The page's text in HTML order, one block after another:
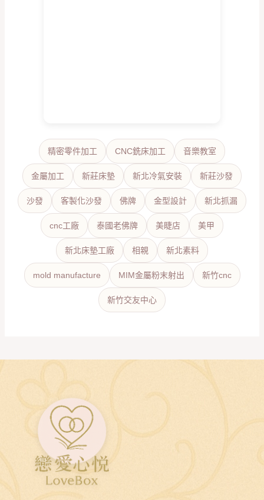
精密零件加工 CNC銑床加工 音樂教室
金屬加工 新莊床墊 新北冷氣安裝 新莊沙發
沙發 客製化沙發 佛牌 金型設計 新北抓漏
cnc工廠 泰國老佛牌 美睫店 美甲
新北床墊工廠 相親 新北素料
mold manufacture MIM金屬粉末射出 新竹cnc
新竹交友中心